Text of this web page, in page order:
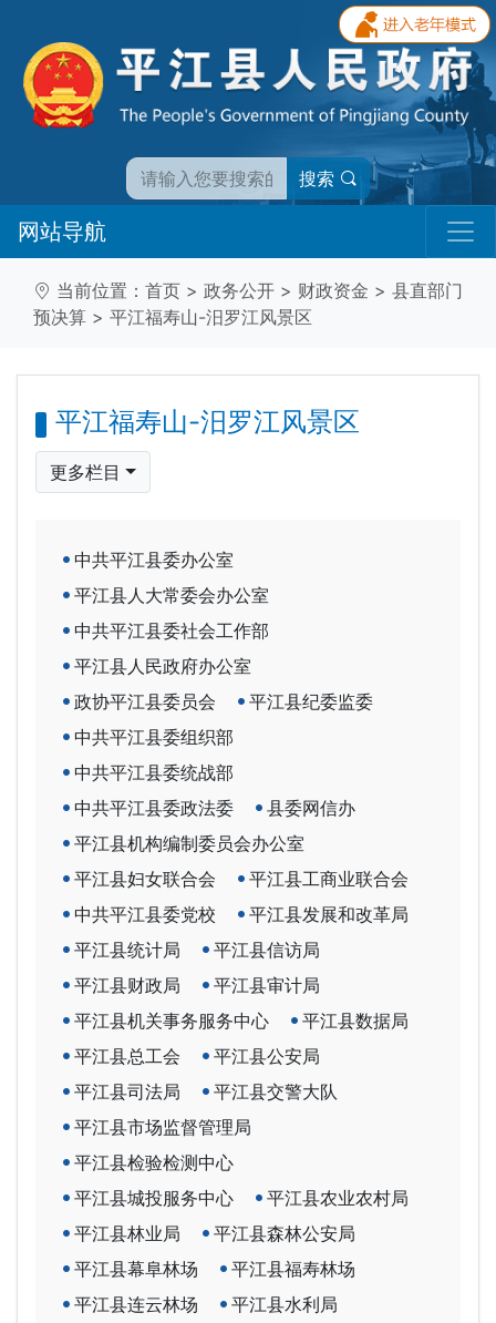
搜索
网站导航
当前位置： 首页 > 政务公开 > 财政资金 > 县直部门
预决算 > 平江福寿山-汨罗江风景区
平江福寿山-汨罗江风景区
更多栏目
中共平江县委办公室
平江县人大常委会办公室
中共平江县委社会工作部
平江县人民政府办公室
政协平江县委员会
平江县纪委监委
中共平江县委组织部
中共平江县委统战部
中共平江县委政法委
县委网信办
平江县机构编制委员会办公室
平江县妇女联合会
平江县工商业联合会
中共平江县委党校
平江县发展和改革局
平江县统计局
平江县信访局
平江县财政局
平江县审计局
平江县机关事务服务中心
平江县数据局
平江县总工会
平江县公安局
平江县司法局
平江县交警大队
平江县市场监督管理局
平江县检验检测中心
平江县城投服务中心
平江县农业农村局
平江县林业局
平江县森林公安局
平江县幕阜林场
平江县福寿林场
平江县连云林场
平江县水利局